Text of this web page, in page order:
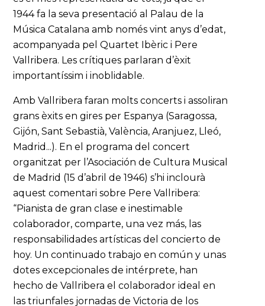
1944 fa la seva presentació al Palau de la
Música Catalana amb només vint anys d’edat,
acompanyada pel Quartet Ibèric i Pere
Vallribera. Les crítiques parlaran d’èxit
importantíssim i inoblidable.
Amb Vallribera faran molts concerts i assoliran
grans èxits en gires per Espanya (Saragossa,
Gijón, Sant Sebastià, València, Aranjuez, Lleó,
Madrid...). En el programa del concert
organitzat per l’Asociación de Cultura Musical
de Madrid (15 d’abril de 1946) s’hi inclourà
aquest comentari sobre Pere Vallribera:
“Pianista de gran clase e inestimable
colaborador, comparte, una vez más, las
responsabilidades artísticas del concierto de
hoy. Un continuado trabajo en común y unas
dotes excepcionales de intérprete, han
hecho de Vallribera el colaborador ideal en
las triunfales jornadas de Victoria de los